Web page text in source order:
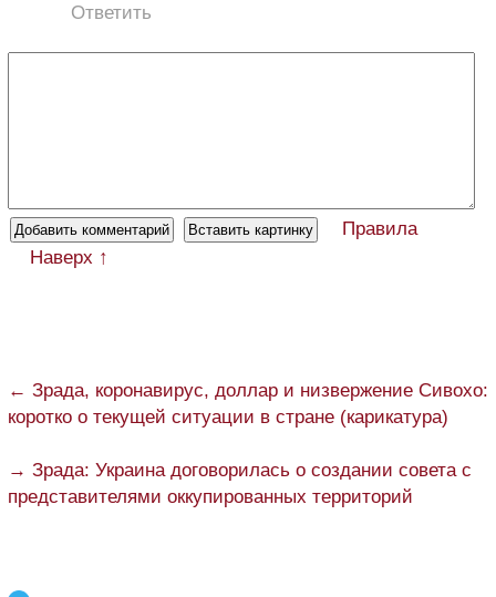
Ответить
Правила
Наверх ↑
← Зрада, коронавирус, доллар и низвержение Сивохо:
коротко о текущей ситуации в стране (карикатура)
→ Зрада: Украина договорилась о создании совета с
представителями оккупированных территорий